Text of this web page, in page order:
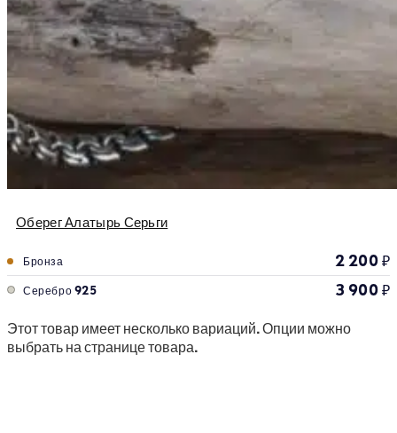
Оберег Алатырь Серьги
Бронза 2 200₽
Серебро 925 3 900₽
Этот товар имеет несколько вариаций. Опции можно
выбрать на странице товара.